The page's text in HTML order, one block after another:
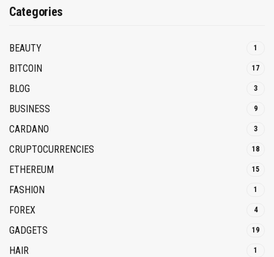
Categories
BEAUTY 1
BITCOIN 17
BLOG 3
BUSINESS 9
CARDANO 3
CRUPTOCURRENCIES 18
ETHEREUM 15
FASHION 1
FOREX 4
GADGETS 19
HAIR 1